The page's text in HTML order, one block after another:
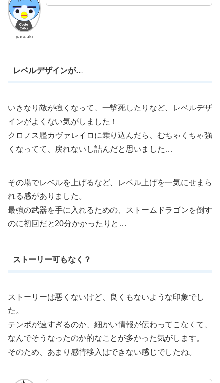
yasuaki
レベルデザインが…
いきなり敵が強くなって、一撃死したりなど、レベルデザ
インがよくない気がしました！
クロノス艦カヴァレイロに乗り込んだら、むちゃくちゃ強
くなってて、戻れないし詰んだと思いました…
その場でレベルを上げるなど、レベル上げを一気にせまら
れる感がありました。
最強の武器を手に入れるための、ストームドラゴンを倒す
のに初回だと20分かかったりと…
ストーリー可もなく？
ストーリーは悪くないけど、良くもないような印象でし
た。
テンポが速すぎるのか、細かい情報が伝わってこなくて、
なんでそうなったのか的なことが多かった気がします。
そのため、あまり感情移入はできない感じでしたね。